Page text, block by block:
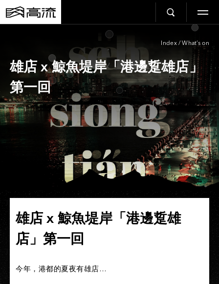
Index / What’s on
雄店 x 鯨魚堤岸「港邊踅雄店」
第一回
雄店 x 鯨魚堤岸「港邊踅雄
店」第一回
今年，港都的夏夜有雄店…